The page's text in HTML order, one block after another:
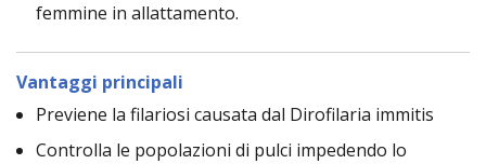
femmine in allattamento.
Vantaggi principali
Previene la filariosi causata dal Dirofilaria immitis
Controlla le popolazioni di pulci impedendo lo